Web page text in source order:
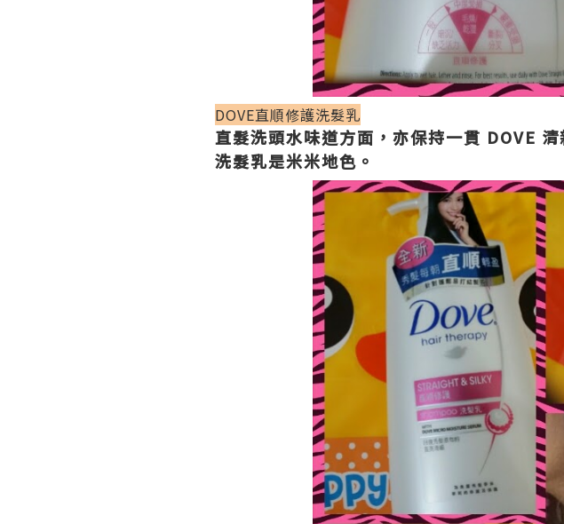
DOVE直順修護洗髮乳
直髮洗頭水味道方面，亦保持一貫 DOVE
洗髮乳是米米地色。